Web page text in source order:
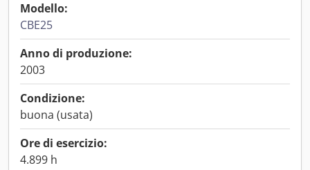
Modello:
CBE25
Anno di produzione:
2003
Condizione:
buona (usata)
Ore di esercizio:
4.899 h